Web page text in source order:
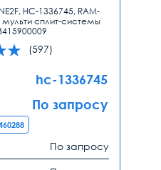
HC-1336745, RAM-
мульти сплит-системы
(597)
hc-1336745
По запросу
По запросу